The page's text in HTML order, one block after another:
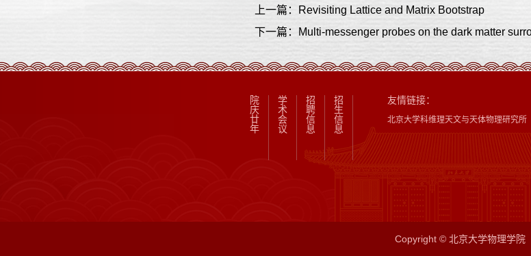
上一篇：Revisiting Lattice and Matrix Bootstrap
下一篇：Multi-messenger probes on the dark matter
院
庆
廿
年
学
术
会
议
招
聘
信
息
招
生
信
息
友情链接：
北京大学科维理天文与天体物理研究所
Copyright © 北京大学物理学院